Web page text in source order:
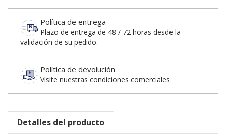
Política de entrega
Plazo de entrega de 48 / 72 horas desde la
validación de su pedido.
Política de devolución
Visite nuestras condiciones comerciales.
Detalles del producto